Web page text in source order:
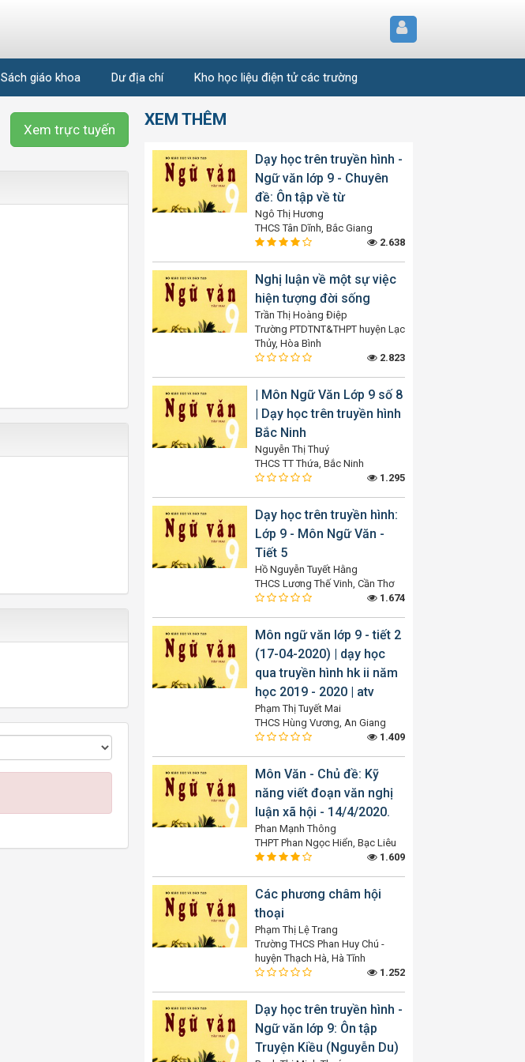
Sách giáo khoa Dư địa chí Kho học liệu điện tử các trường
Xem trực tuyến
XEM THÊM
Dạy học trên truyền hình -
Ngữ văn lớp 9 - Chuyên
đề: Ôn tập về từ
Ngô Thị Hương
THCS Tân Dĩnh, Bắc Giang
2.638
Nghị luận về một sự việc
hiện tượng đời sống
Trần Thị Hoàng Điệp
Trường PTDTNT&THPT huyện Lạc
Thủy, Hòa Bình
2.823
| Môn Ngữ Văn Lớp 9 số 8
| Dạy học trên truyền hình
Bắc Ninh
Nguyễn Thị Thuý
THCS TT Thứa, Bắc Ninh
1.295
Dạy học trên truyền hình:
Lớp 9 - Môn Ngữ Văn -
Tiết 5
Hồ Nguyễn Tuyết Hằng
THCS Lương Thế Vinh, Cần Thơ
1.674
Môn ngữ văn lớp 9 - tiết 2
(17-04-2020) | dạy học
qua truyền hình hk ii năm
học 2019 - 2020 | atv
Phạm Thị Tuyết Mai
THCS Hùng Vương, An Giang
1.409
Môn Văn - Chủ đề: Kỹ
năng viết đoạn văn nghị
luận xã hội - 14/4/2020.
Phan Mạnh Thông
THPT Phan Ngọc Hiển, Bạc Liêu
1.609
Các phương châm hội
thoại
Phạm Thị Lệ Trang
Trường THCS Phan Huy Chú -
huyện Thạch Hà, Hà Tĩnh
1.252
Dạy học trên truyền hình -
Ngữ văn lớp 9: Ôn tập
Truyện Kiều (Nguyễn Du)